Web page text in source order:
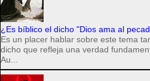
¿Es bíblico el dicho "Dios ama al
Es un placer hablar sobre este tema
dicho que refleja una verdad
Au...